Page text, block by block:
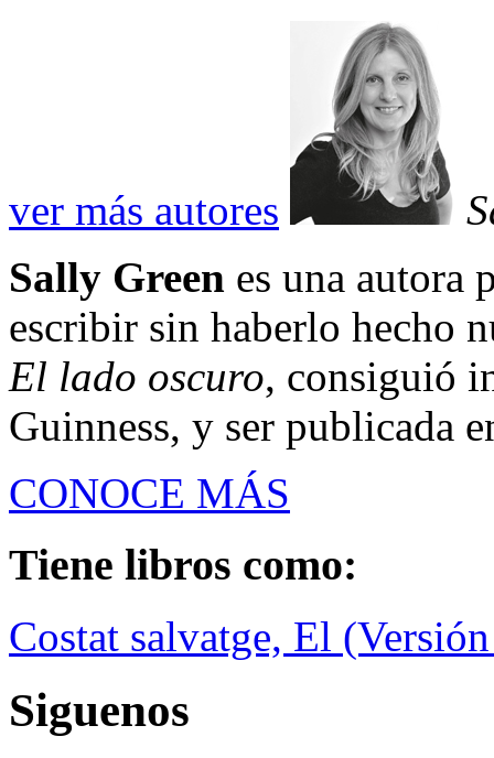
ver más autores
Sally Green es una autora
escribir sin haberlo hecho
El lado oscuro, consiguió
Guinness, y ser publicada
CONOCE MÁS
Tiene libros como:
Costat salvatge, El
Siguenos